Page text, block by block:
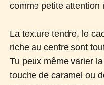
comme petite attention
La texture tendre, le
riche au centre sont
Tu peux même varier
touche de caramel ou